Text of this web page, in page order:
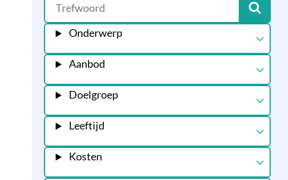
Onderwerp
Aanbod
Doelgroep
Leeftijd
Kosten